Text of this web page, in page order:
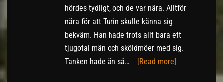
hördes tydligt, och de var nära. Alltför
nära för att Turin skulle känna sig
bekväm. Han hade trots allt bara ett
tjugotal män och sköldmöer med sig.
Tanken hade än så…
[Read more]